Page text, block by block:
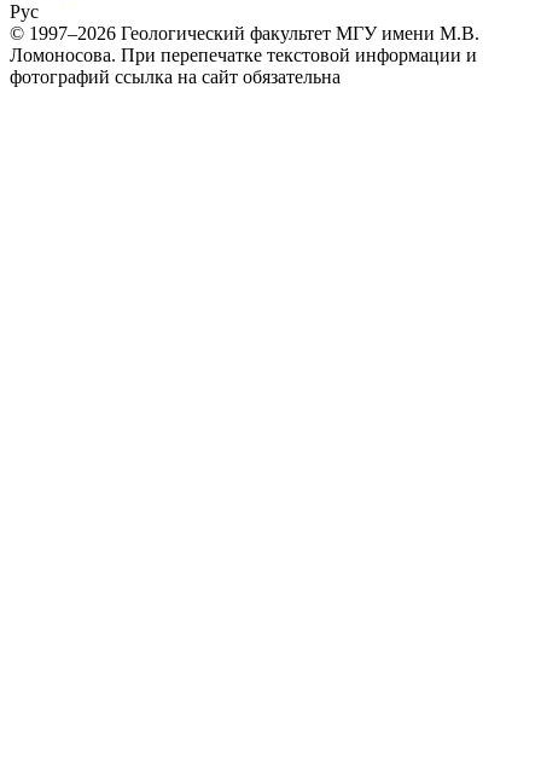
Рус
© 1997–2026 Геологический факультет МГУ имени М.В.
Ломоносова. При перепечатке текстовой информации и
фотографий ссылка на сайт обязательна